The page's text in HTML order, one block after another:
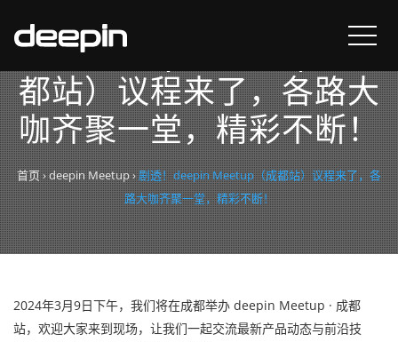
剧透！deepin Meetup（成
都站）议程来了，各路大
咖齐聚一堂，精彩不断！
首页›deepin Meetup›剧透！deepin Meetup（成都站）议程来了，各
路大咖齐聚一堂，精彩不断！
2024年3月9日下午，我们将在成都举办 deepin Meetup · 成都
站，欢迎大家来到现场，让我们一起交流最新产品动态与前沿技